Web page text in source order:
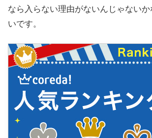
なら入らない理由がないんじゃない
いです。